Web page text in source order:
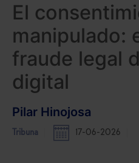
El
manipulado:
fraude legal
digital
Pilar Hinojosa
Tribuna 17-06-2026